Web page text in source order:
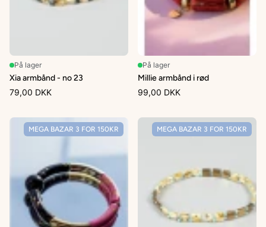
På lager
Xia armbånd - no 23
79,00 DKK
På lager
Millie armbånd i rød
99,00 DKK
MEGA BAZAR 3 FOR 150KR MEGA BAZAR 3 FOR 150KR